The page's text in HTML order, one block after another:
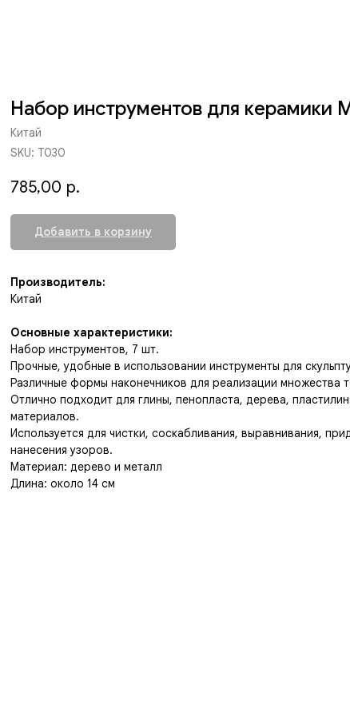
Набор инструментов для керамики
Китай
SKU: T030
785,00 р.
Добавить в корзину
Производитель:
Китай
Основные характеристики:
Набор инструментов, 7 шт.
Прочные, удобные в использовании инструменты для
Различные формы наконечников для реализации множества
Отлично подходит для глины, пенопласта, дерева,
материалов.
Используется для чистки, соскабливания, выравнивания,
нанесения узоров.
Материал: дерево и металл
Длина: около 14 см